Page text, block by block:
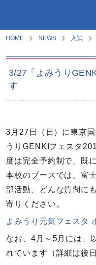
HOME NEWS 入試
3/27「よみうり
す
3月27日（日）に東京
うりGENKIフェスタ
度は完全予約制で、既
本校のブースでは、富
部活動、どんな質問に
寄りください。
よみうり元気フェスタ
なお、4月～5月には、
れています（詳細は後